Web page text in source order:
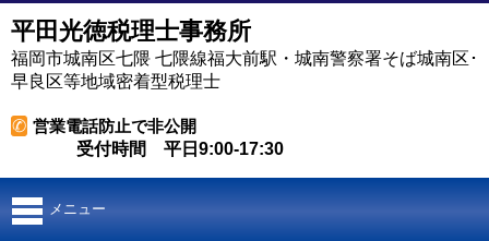
平田光徳税理士事務所
福岡市城南区七隈 七隈線福大前駅・城南警察署そば城南区･
早良区等地域密着型税理士
✆ 営業電話防止で非公開
受付時間 平日9:00-17:30
メニュー